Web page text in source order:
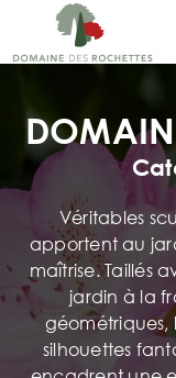
contenu
Véritables
apportent au
maîtrise. Taillés
jardin à la
géométriques,
silhouettes